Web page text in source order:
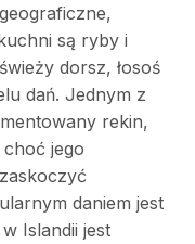
są ryby i
dorsz, łosoś
dań. Jednym z
rekin,
jego
daniem jest
Islandii jest